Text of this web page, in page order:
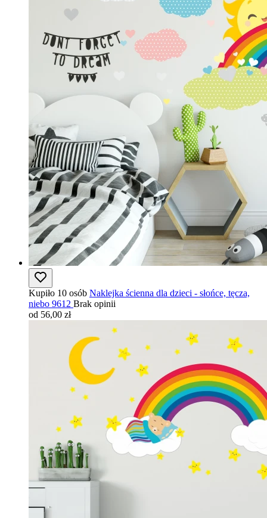
Kupiło 10 osób Naklejka ścienna dla dzieci - słońce, tęcza,
niebo 9612 Brak opinii
od 56,00 zł